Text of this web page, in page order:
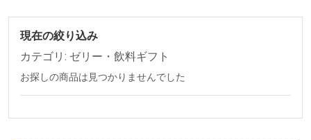
現在の絞り込み
カテゴリ: ゼリー・飲料ギフト
お探しの商品は見つかりませんでした